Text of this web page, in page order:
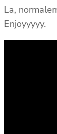
La,
Enjoyyyyy.